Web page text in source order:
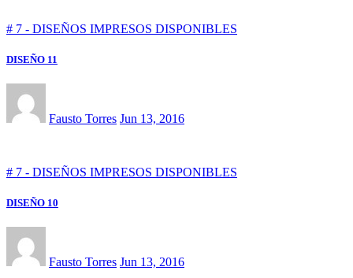
# 7 - DISEÑOS IMPRESOS DISPONIBLES
DISEÑO 11
Fausto Torres Jun 13, 2016
# 7 - DISEÑOS IMPRESOS DISPONIBLES
DISEÑO 10
Fausto Torres Jun 13, 2016